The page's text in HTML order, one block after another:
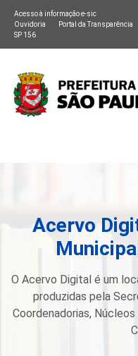
Acesso à informação e-sic
Ouvidoria
Portal da Transparência
SP 156
Acervo
O Acervo Digital é um
produzidas pela
Coordenadorias,